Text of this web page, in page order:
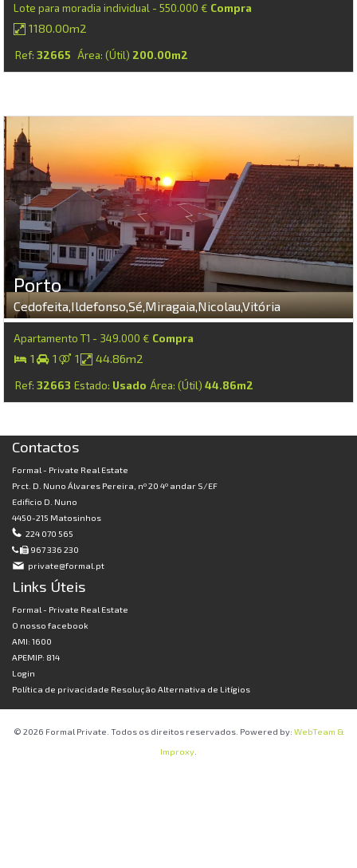
Lote para moradia individual - 550.000 € Compra
1180.00m2
Ref: 32665 Área: (Útil) 200.00m2
Porto
Cedofeita,Ildefonso,Sé,Miragaia,Nicolau,Vitória
Apartamento T1 - 349.000 € Compra
1 1 1 44.86m2
Ref: 32663 Estado: Usado Área: (Útil) 44.86m2
Contactos
Formal - Private Real Estate
Prct. D. Nuno Álvares Pereira, nº 20 4º andar S/EF
Edificio D. Nuno
4450-215 Matosinhos
224 070 565
967 336 230
private@formal.pt
Links Úteis
Formal - Private Real Estate
O nosso facebook
AMI: 1600
APEMIP: 814
Login
Política de privacidade Resolução Alternativa de Litígios
© 2026 Formal Private. Todos os direitos reservados. Powered by: WebTeam &
Improxy